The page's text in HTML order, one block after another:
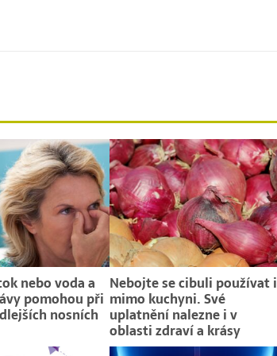
nebo voda a
pomohou při
nosních
Nebojte se cibuli používat i
mimo kuchyni. Své
uplatnění nalezne i v
oblasti zdraví a krásy